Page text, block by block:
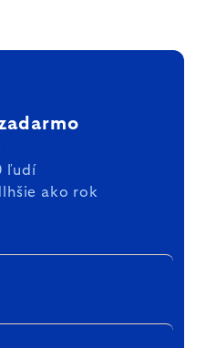
ľudí
ako rok